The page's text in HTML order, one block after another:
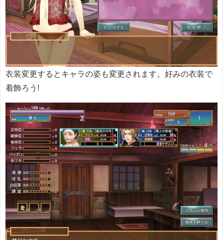
衣装変更するとキャラの姿も変更されます。好みの衣装で
着飾ろう!